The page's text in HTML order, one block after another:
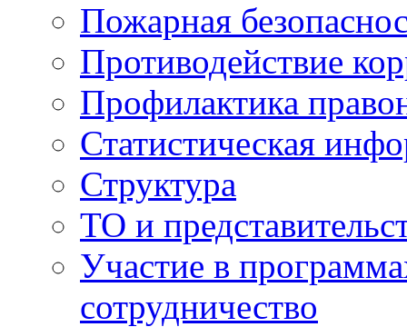
Пожарная
Противодействие
Профилактика
Статистическая
Структура
ТО и
Участие в
сотрудничество